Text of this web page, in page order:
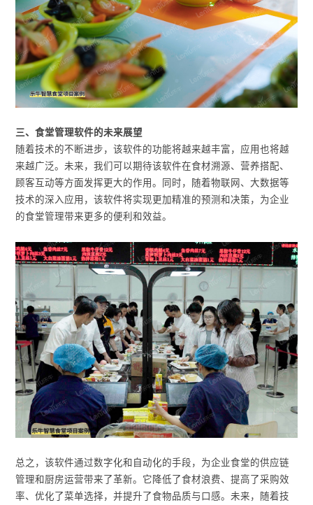
三、食堂管理软件的未来展望
随着技术的不断进步，该软件的功能将越来越丰富，应用也将越
来越广泛。未来，我们可以期待该软件在食材溯源、营养搭配、
顾客互动等方面发挥更大的作用。同时，随着物联网、大数据等
技术的深入应用，该软件将实现更加精准的预测和决策，为企业
的食堂管理带来更多的便利和效益。
总之，该软件通过数字化和自动化的手段，为企业食堂的供应链
管理和厨房运营带来了革新。它降低了食材浪费、提高了采购效
率、优化了菜单选择，并提升了食物品质与口感。未来，随着技